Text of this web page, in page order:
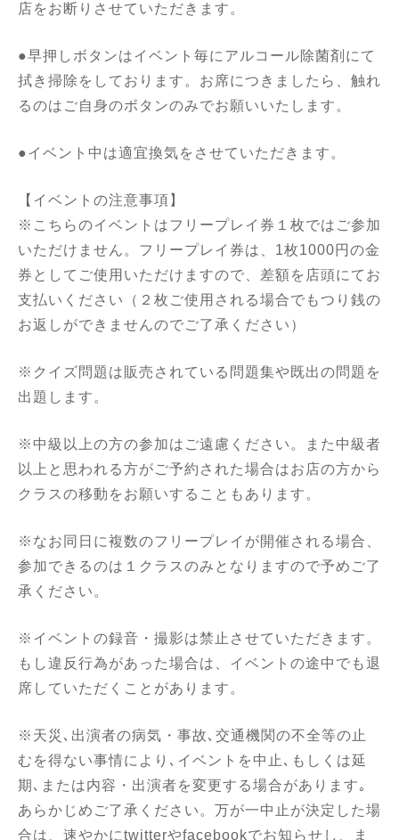
店をお断りさせていただきます。
●早押しボタンはイベント毎にアルコール除菌剤にて
拭き掃除をしております。お席につきましたら、触れ
るのはご自身のボタンのみでお願いいたします。
●イベント中は適宜換気をさせていただきます。
【イベントの注意事項】
※こちらのイベントはフリープレイ券１枚ではご参加
いただけません。フリープレイ券は、1枚1000円の金
券としてご使用いただけますので、差額を店頭にてお
支払いください（２枚ご使用される場合でもつり銭の
お返しができませんのでご了承ください）
※クイズ問題は販売されている問題集や既出の問題を
出題します。
※中級以上の方の参加はご遠慮ください。また中級者
以上と思われる方がご予約された場合はお店の方から
クラスの移動をお願いすることもあります。
※なお同日に複数のフリープレイが開催される場合、
参加できるのは１クラスのみとなりますので予めご了
承ください。
※イベントの録音・撮影は禁止させていただきます。
もし違反行為があった場合は、イベントの途中でも退
席していただくことがあります。
※天災､出演者の病気・事故､交通機関の不全等の止
むを得ない事情により､イベントを中止､もしくは延
期､または内容・出演者を変更する場合があります｡
あらかじめご了承ください。万が一中止が決定した場
合は、速やかにtwitterやfacebookでお知らせし、ま